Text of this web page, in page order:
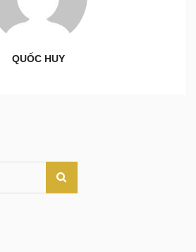
QUỐC HUY